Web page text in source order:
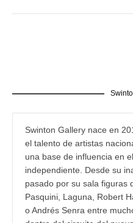
Swinton Gallery nace en
el talento de artistas
una base de influencia en
independiente. Desde su
pasado por su sala figuras
Pasquini, Laguna, Robert
o Andrés Senra entre